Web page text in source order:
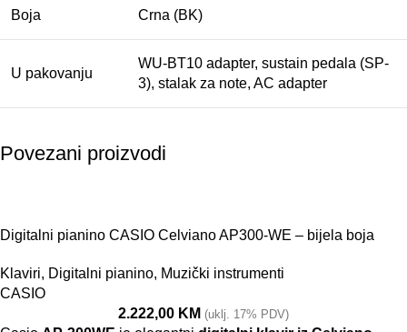
Boja Crna (BK)
U pakovanju
WU-BT10 adapter, sustain pedala (SP-
3), stalak za note, AC adapter
Povezani proizvodi
Digitalni pianino CASIO Celviano AP300-WE – bijela boja
Klaviri, Digitalni pianino, Muzički instrumenti
CASIO
2.222,00 KM (uklj. 17% PDV)